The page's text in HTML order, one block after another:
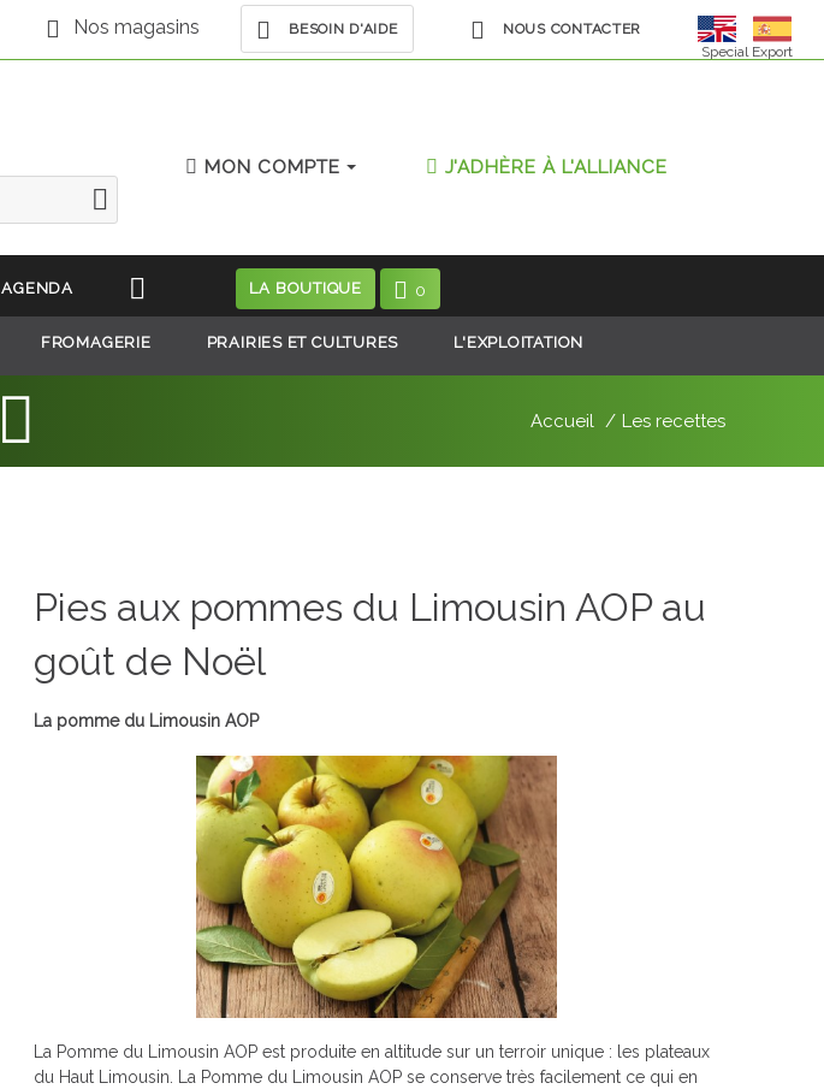
Nos magasins BESOIN D'AIDE
NOUS CONTACTER
Special Export
MON COMPTE J'ADHÈRE À L'ALLIANCE
AGENDA LA BOUTIQUE 0
FROMAGERIE PRAIRIES ET CULTURES L'EXPLOITATION
Accueil Les recettes
Pies aux pommes du Limousin AOP au
goût de Noël
La pomme du Limousin AOP
La Pomme du Limousin AOP est produite en altitude sur un terroir unique : les plateaux
du Haut Limousin. La Pomme du Limousin AOP se conserve très facilement ce qui en